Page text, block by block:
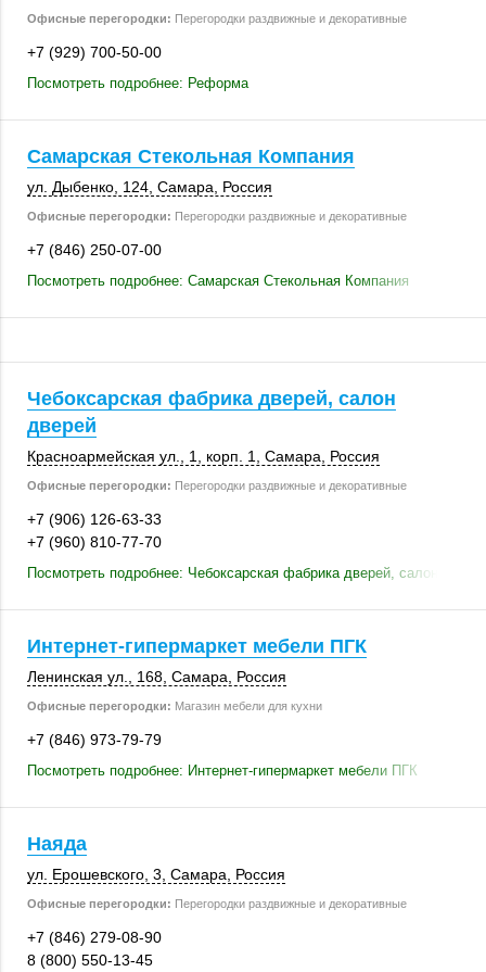
Офисные перегородки: Перегородки раздвижные и декоративные
+7 (929) 700-50-00
Посмотреть подробнее: Реформа
Самарская Стекольная Компания
ул. Дыбенко 124 Самара Россия
Офисные перегородки: Перегородки раздвижные и декоративные
+7 (846) 250-07-00
Посмотреть подробнее: Самарская Стекольная Компания
Чебоксарская фабрика дверей, салон
дверей
Красноармейская ул., 1, корп. 1 Самара Россия
Офисные перегородки: Перегородки раздвижные и декоративные
+7 (906) 126-63-33
+7 (960) 810-77-70
Посмотреть подробнее: Чебоксарская фабрика дверей, салон
Интернет-гипермаркет мебели ПГК
Ленинская ул. 168 Самара Россия
Офисные перегородки: Магазин мебели для кухни
+7 (846) 973-79-79
Посмотреть подробнее: Интернет-гипермаркет мебели ПГК
Наяда
ул. Ерошевского, 3 Самара Россия
Офисные перегородки: Перегородки раздвижные и декоративные
+7 (846) 279-08-90
8 (800) 550-13-45